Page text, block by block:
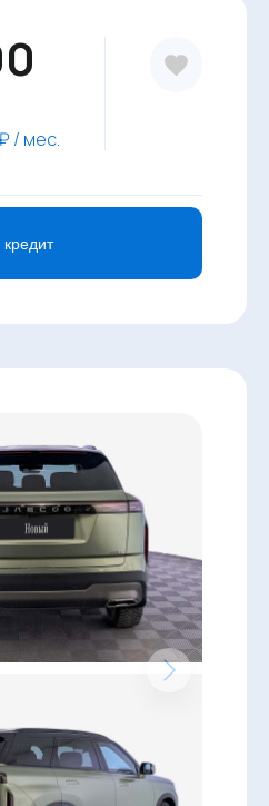
/ мес.
кредит